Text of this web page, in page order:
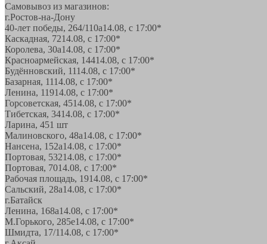
Самовывоз из магазинов:
г.Ростов-на-Дону
40-лет победы, 264/110а14.08, с 17:00*
Каскадная, 7214.08, с 17:00*
Королева, 30а14.08, с 17:00*
Красноармейская, 14414.08, с 17:00*
Будённовский, 1114.08, с 17:00*
Базарная, 1114.08, с 17:00*
Ленина, 11914.08, с 17:00*
Горсоветская, 4514.08, с 17:00*
Тибетская, 3414.08, с 17:00*
Ларина, 451 шт
Малиновского, 48а14.08, с 17:00*
Нансена, 152а14.08, с 17:00*
Портовая, 53214.08, с 17:00*
Портовая, 7014.08, с 17:00*
Рабочая площадь, 1914.08, с 17:00*
Сальский, 28a14.08, с 17:00*
г.Батайск
Ленина, 168а14.08, с 17:00*
М.Горького, 285е14.08, с 17:00*
Шмидта, 17/114.08, с 17:00*